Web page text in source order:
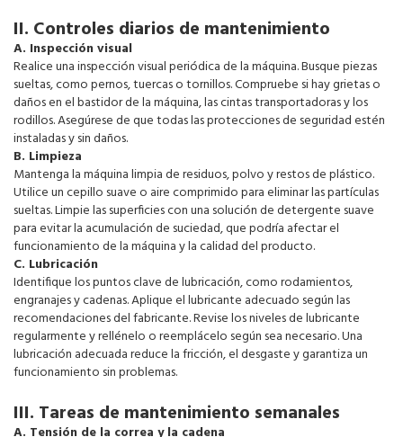
II. Controles diarios de mantenimiento
A. Inspección visual
Realice una inspección visual periódica de la máquina. Busque piezas
sueltas, como pernos, tuercas o tornillos. Compruebe si hay grietas o
daños en el bastidor de la máquina, las cintas transportadoras y los
rodillos. Asegúrese de que todas las protecciones de seguridad estén
instaladas y sin daños.
B. Limpieza
Mantenga la máquina limpia de residuos, polvo y restos de plástico.
Utilice un cepillo suave o aire comprimido para eliminar las partículas
sueltas. Limpie las superficies con una solución de detergente suave
para evitar la acumulación de suciedad, que podría afectar el
funcionamiento de la máquina y la calidad del producto.
C. Lubricación
Identifique los puntos clave de lubricación, como rodamientos,
engranajes y cadenas. Aplique el lubricante adecuado según las
recomendaciones del fabricante. Revise los niveles de lubricante
regularmente y rellénelo o reemplácelo según sea necesario. Una
lubricación adecuada reduce la fricción, el desgaste y garantiza un
funcionamiento sin problemas.
III. Tareas de mantenimiento semanales